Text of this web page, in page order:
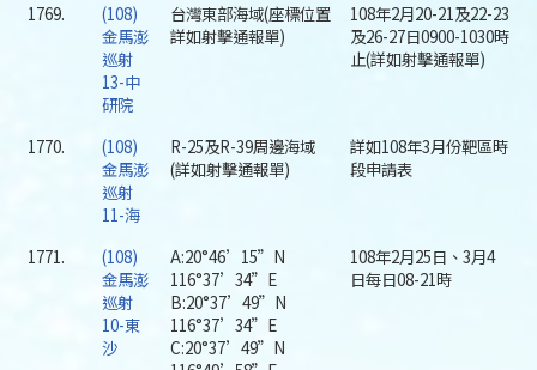
1769.
(108)
金馬澎
巡射
13-中
研院
台灣東部海域(座標位置
詳如射擊通報單)
108年2月20-21及22-23
及26-27日0900-1030時
止(詳如射擊通報單)
1770.
(108)
金馬澎
巡射
11-海
R-25及R-39周邊海域
(詳如射擊通報單)
詳如108年3月份靶區時
段申請表
1771.
(108)
金馬澎
巡射
10-東
沙
A:20°46’15”N
116°37’34”E
B:20°37’49”N
116°37’34”E
C:20°37’49”N
108年2月25日、3月4
日每日08-21時